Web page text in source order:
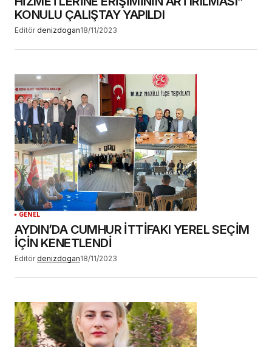
KONULU ÇALIŞTAY YAPILDI
Editör denizdogan18/11/2023
GENEL
AYDIN’DA CUMHUR İTTİFAKI YEREL SEÇİM
İÇİN KENETLENDİ
Editör denizdogan18/11/2023